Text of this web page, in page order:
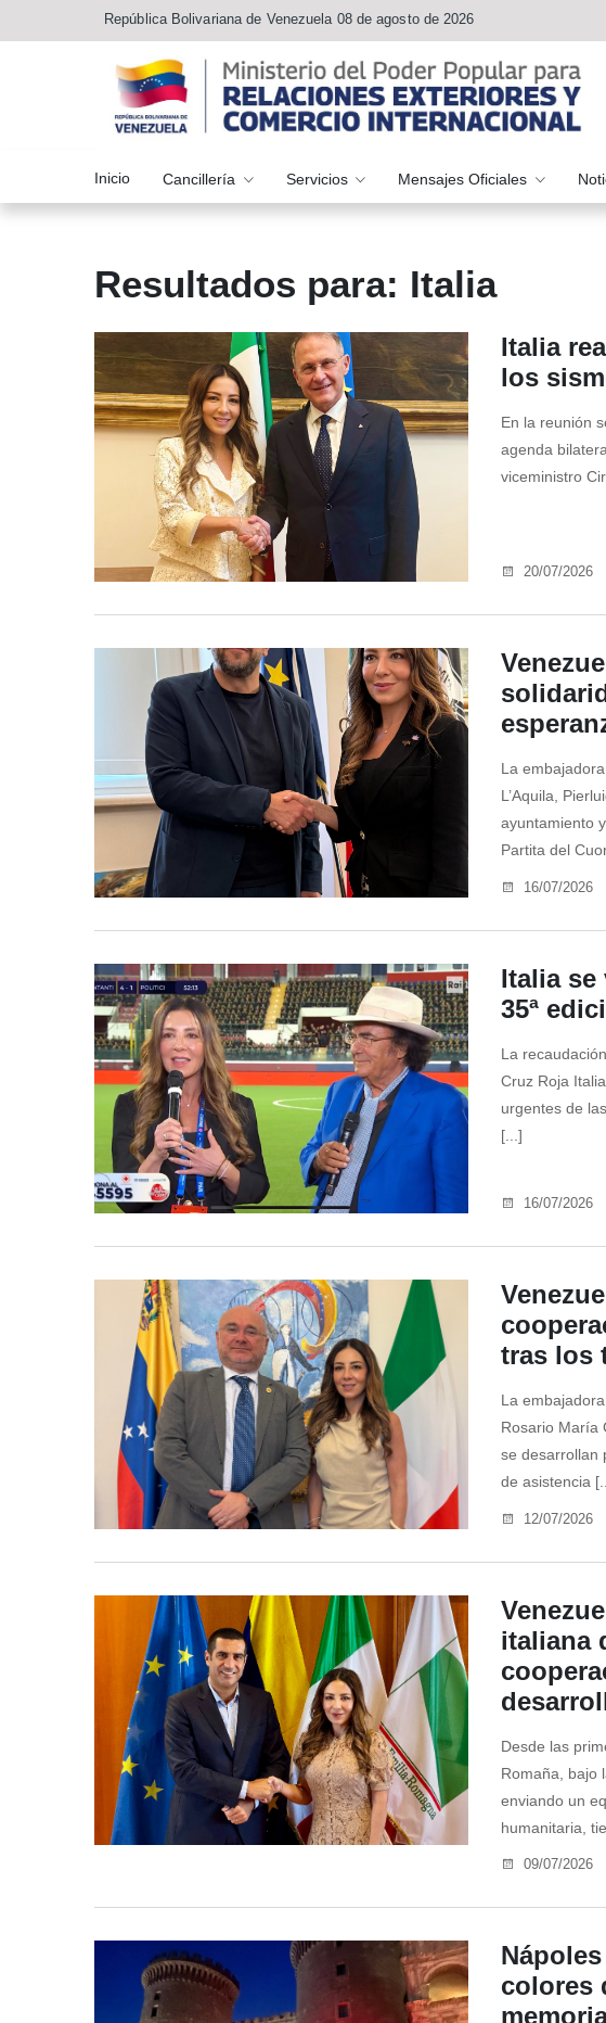
República Bolivariana de Venezuela 08 de agosto de 2026
Inicio Cancillería Servicios Mensajes Oficiales
Resultados para: Italia
Italia
los
En la reunión
agenda
viceministro
20/07/2026
La
L’Aquila,
ayuntamiento
Partita del
16/07/2026
Italia se
35ª
La
Cruz Roja
urgentes de
[...]
16/07/2026
tras los
La
Rosario María
se desarrollan
de asistencia
12/07/2026
italiana
Desde las
Romaña, bajo
enviando un
humanitaria,
09/07/2026
colores